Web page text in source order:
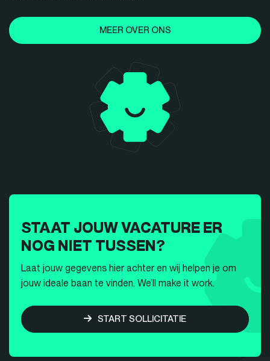
MEER OVER ONS
STAAT JOUW VACATURE ER
NOG NIET TUSSEN?
Laat jouw gegevens hier achter en wij helpen je om
jouw ideale baan te vinden. We’ll make it work.
START SOLLICITATIE